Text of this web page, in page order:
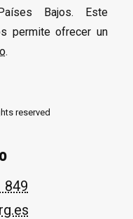
Bajos. Este
permite ofrecer un
.
reserved
849